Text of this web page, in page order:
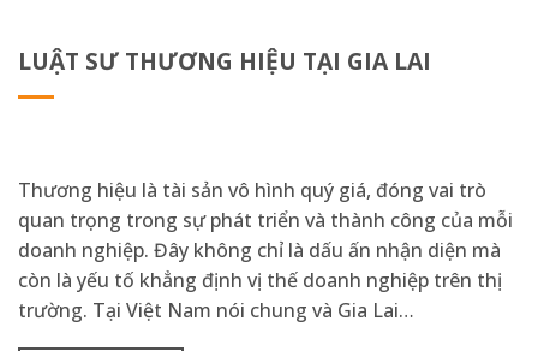
LUẬT SƯ THƯƠNG HIỆU TẠI GIA LAI
Thương hiệu là tài sản vô hình quý giá, đóng vai trò
quan trọng trong sự phát triển và thành công của mỗi
doanh nghiệp. Đây không chỉ là dấu ấn nhận diện mà
còn là yếu tố khẳng định vị thế doanh nghiệp trên thị
trường. Tại Việt Nam nói chung và Gia Lai…